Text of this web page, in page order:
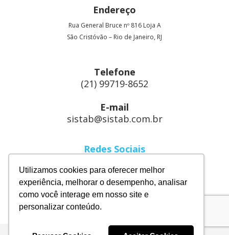
Utilizamos cookies para oferecer melhor
experiência, melhorar o desempenho, analisar
como você interage em nosso site e
personalizar conteúdo.
Endereço
Rua General Bruce nº 816 Loja A
São Cristóvão – Rio de Janeiro, RJ
Telefone
(21) 99719-8652
E-mail
sistab@sistab.com.br
Redes Sociais
Linkedin
Instagram
Facebook